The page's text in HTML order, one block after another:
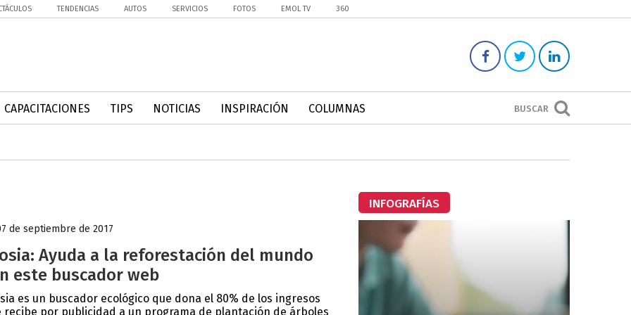
TENDENCIAS AUTOS SERVICIOS FOTOS EMOL TV 360
BUSCAR
CAPACITACIONES TIPS NOTICIAS INSPIRACIÓN COLUMNAS
de septiembre de 2017
Ayuda a la reforestación del mundo
este buscador web
es un buscador ecológico que dona el 80% de los ingresos
recibe por publicidad a un programa de plantación de árboles
INFOGRAFÍAS